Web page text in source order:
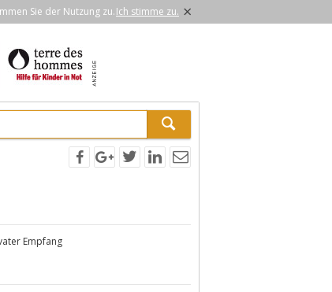
Sie der Nutzung zu.Ich stimme zu. ×
Empfang